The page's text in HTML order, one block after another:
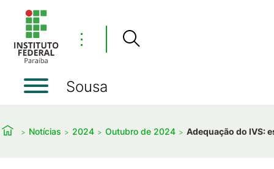
⋮
Sousa
Notícias 2024 Outubro de 2024 Adequação do IVS: